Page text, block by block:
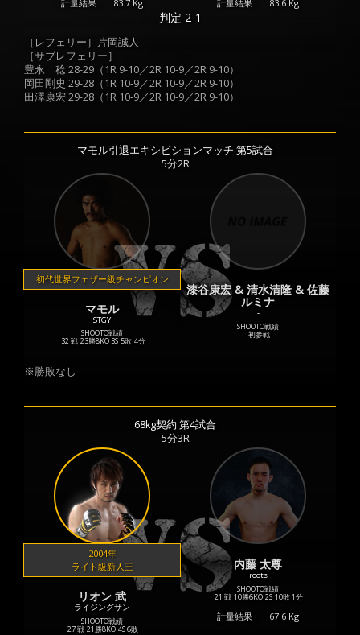
計量結果 : 83.7 Kg 計量結果 : 83.6 Kg
判定 2-1
［レフェリー］片岡誠人
［サブレフェリー］
豊永 稔 28-29（1R 9-10／2R 10-9／2R 9-10）
岡田剛史 29-28（1R 10-9／2R 10-9／2R 9-10）
田澤康宏 29-28（1R 10-9／2R 10-9／2R 9-10）
マモル引退エキシビションマッチ 第5試合
5分2R
初代世界フェザー級チャンピオン
マモル
STGY
SHOOTO戦績
32 戦 23勝8KO 3S 5敗 4分
漆谷康宏 & 清水清隆 & 佐藤
ルミナ
-
SHOOTO戦績
初参戦
※勝敗なし
68kg契約 第4試合
5分3R
2004年
ライト級新人王
リオン 武
ライジングサン
SHOOTO戦績
27 戦 21勝8KO 4S 6敗
内藤 太尊
roots
SHOOTO戦績
21 戦 10勝6KO 2S 10敗 1分
計量結果 : 67.6 Kg